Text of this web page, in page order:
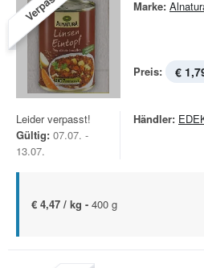
Marke:
Preis: €
Leider verpasst!
Gültig: 07.07. -
13.07.
Händler:
€ 4,47 / kg - 400 g